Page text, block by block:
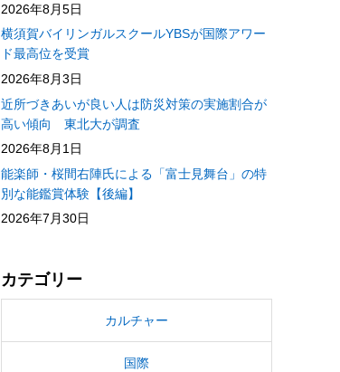
2026年8月5日
横須賀バイリンガルスクールYBSが国際アワー
ド最高位を受賞
2026年8月3日
近所づきあいが良い人は防災対策の実施割合が
高い傾向 東北大が調査
2026年8月1日
能楽師・桜間右陣氏による「富士見舞台」の特
別な能鑑賞体験【後編】
2026年7月30日
カテゴリー
カルチャー
国際